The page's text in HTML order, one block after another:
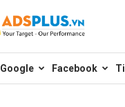
Google Facebook